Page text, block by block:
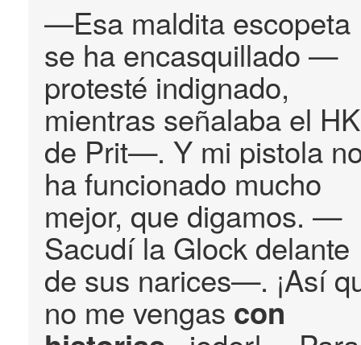
—Esa maldita escopeta
se ha encasquillado —
protesté indignado,
mientras señalaba el HK
de Prit—. Y mi pistola
ha funcionado mucho
mejor, que digamos. —
Sacudí la Glock delante
de sus narices—. ¡Así
no me vengas con